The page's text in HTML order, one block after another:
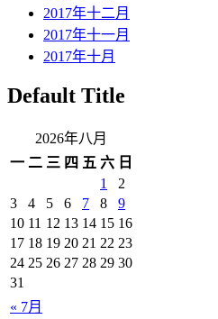
2017年十二月
2017年十一月
2017年十月
Default Title
2026年八月
一 二 三 四 五 六 日
« 7月
1
2
3
4 5 6 7 8
9
10 11 12 13 14 15 16
17 18 19 20 21 22 23
24 25 26 27 28 29 30
31